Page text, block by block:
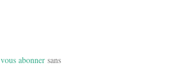
vous abonner sans